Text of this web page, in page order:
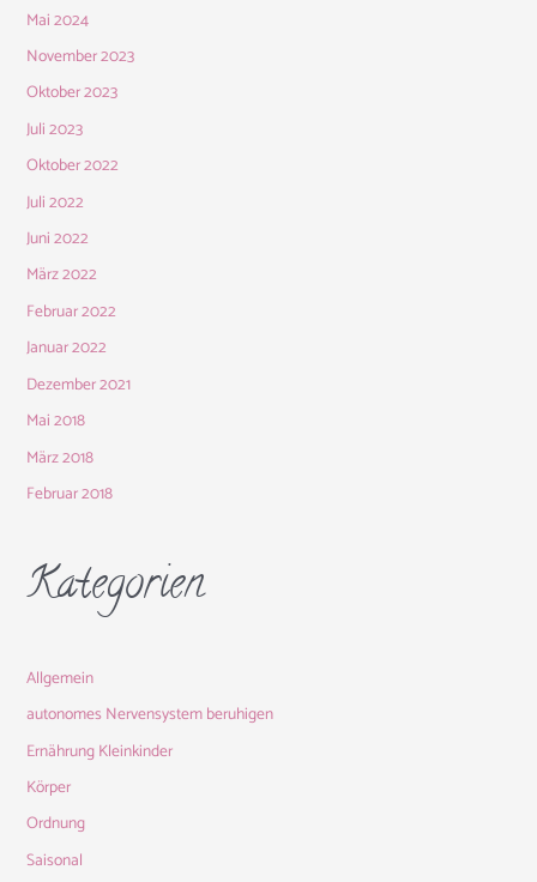
Mai 2024
November 2023
Oktober 2023
Juli 2023
Oktober 2022
Juli 2022
Juni 2022
März 2022
Februar 2022
Januar 2022
Dezember 2021
Mai 2018
März 2018
Februar 2018
Kategorien
Allgemein
autonomes Nervensystem beruhigen
Ernährung Kleinkinder
Körper
Ordnung
Saisonal